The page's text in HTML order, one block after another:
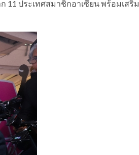
ประเทศสมาชิกอาเซียน พร้อมเสริม